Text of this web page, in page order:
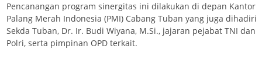
Pencanangan program sinergitas ini dilakukan di depan Kantor
Palang Merah Indonesia (PMI) Cabang Tuban yang juga dihadiri
Sekda Tuban, Dr. Ir. Budi Wiyana, M.Si., jajaran pejabat TNI dan
Polri, serta pimpinan OPD terkait.